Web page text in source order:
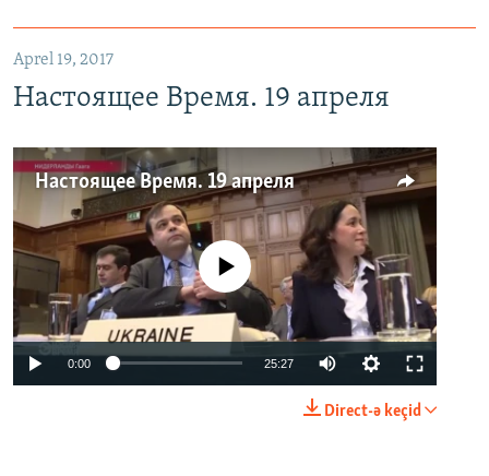
Aprel 19, 2017
Настоящее Время. 19 апреля
Настоящее Время. 19 апреля
No media source currently available
0:00 25:27
Direct-ə keçid